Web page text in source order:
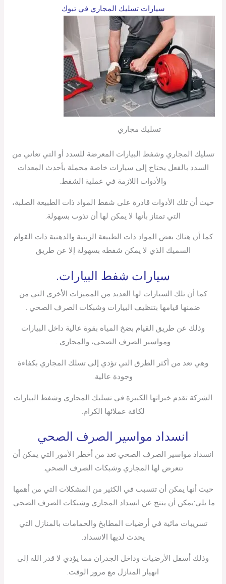
سيارات تسليك المجاري في تبوك
تسليك مجاري
تسليك المجاري وشفط البيارات المعرضة للسدد أو التي تعاني من
السدد بالفعل يحتاج إلى سيارات خاصة محملة بأحدث المعدات
والأدوات اللازمة في عملية الشفط.
حيث أن تلك الأدوات قادرة على شفط المواد ذات الطبيعة الصلبة،
التي تمتاز بأنها لا يمكن لها أن تذوب بسهولة.
كما أن هناك بعض المواد ذات الطبيعة الزيتية والدهنية ذات القوام
السميك الذي لا يمكن شفطه بسهولة إلا عن طريق
سيارات شفط البيارات.
كما أن تلك السيارات لها العديد من المميزات الأخرى التي من
ضمنها قيامها بتنظيف البيارات وشبكات الصرف الصحي .
وذلك عن طريق القيام بضخ المياه بقوة عالية داخل البيارات
ومواسير الصرف الصحي، والمجاري .
وهي تعد من أكثر الطرق التي تؤدي إلى تسلك المجاري بكفاءة
وجودة عالية.
الشركة تقدم خبراتها الكبيرة في تسليك المجاري وشفط البيارات
لكافة عملائها الكرام.
انسداد مواسير الصرف الصحي
انسداد مواسير الصرف الصحي تعد من أخطر الأمور التي يمكن أن
تتعرض لها المجاري وشبكات الصرف الصحي.
حيث أنها يمكن أن تتسبب في الكثير من المشكلات التي من أهمها
ما يلي:يمكن أن ينتج عن انسداد المجاري وشبكات الصرف الصحي.
تسريبات مائية في أرضيات المطابخ والحمامات بالمنازل التي
يحدث لديها الانسداد.
وذلك أسفل الأرضيات وداخل الجدران مما يؤدي لا قدر الله إلى
انهيار المنازل مع مرور الوقت.